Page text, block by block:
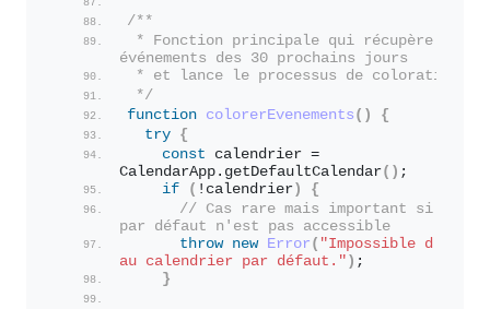
/**
* Fonction principale qui récupère les
événements des 30 prochains jours
* et lance le processus de coloration.
*/
function colorerEvenements ( )
{
try {
const calendrier =
CalendarApp. getDefaultCalendar( ) ;
if
( !calendrier )
{
// Cas rare mais important si
par défaut n'est pas accessible
throw new Error ( "Impossible
au calendrier par défaut." ) ;
}